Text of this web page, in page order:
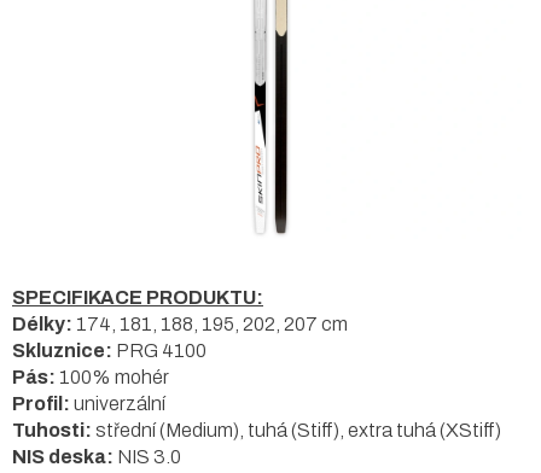
SPECIFIKACE PRODUKTU:
Délky: 174, 181, 188, 195, 202, 207 cm
Skluznice: PRG 4100
Pás: 100% mohér
Profil: univerzální
Tuhosti: střední (Medium), tuhá (Stiff), extra tuhá (XStiff)
NIS deska: NIS 3.0